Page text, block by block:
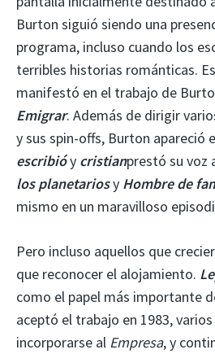
Burton siguió siendo una
programa, incluso cuando los
terribles historias románticas.
manifestó en el trabajo de
Emigrar. Además de dirigir
y sus spin-offs, Burton apareció
escribióy cristianprestó su voz
los planetariosy Hombre de
mismo en un maravilloso
Pero incluso aquellos que
que reconocer el alojamiento.
como el papel más importante
aceptó el trabajo en 1983,
incorporarse al Empresa, y